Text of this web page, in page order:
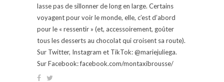
lasse pas de sillonner de long en large. Certains
voyagent pour voir le monde, elle, c’est d’abord
pour le « ressentir » (et, accessoirement, goûter
tous les desserts au chocolat qui croisent sa route).
Sur Twitter, Instagram et TikTok: @mariejuliega.
Sur Facebook: facebook.com/montaxibrousse/